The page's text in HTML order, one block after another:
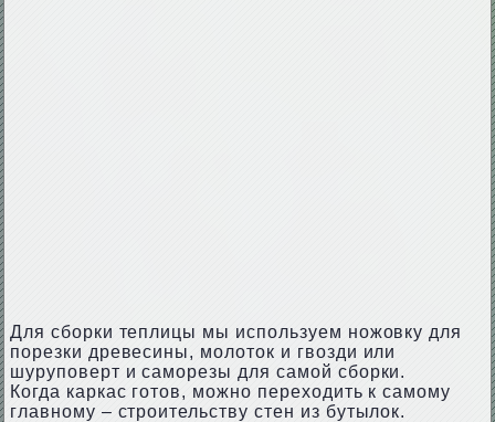
Для сборки теплицы мы используем ножовку для
порезки древесины, молоток и гвозди или
шуруповерт и саморезы для самой сборки.
Когда каркас готов, можно переходить к самому
главному – строительству стен из бутылок.